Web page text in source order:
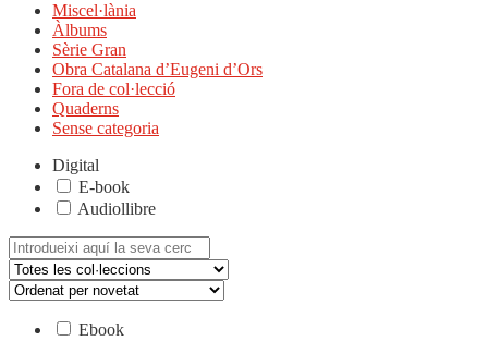
Miscel·lània
Àlbums
Sèrie Gran
Obra Catalana d’Eugeni d’Ors
Fora de col·lecció
Quaderns
Sense categoria
Digital
E-book
Audiollibre
Cerca:
Ebook